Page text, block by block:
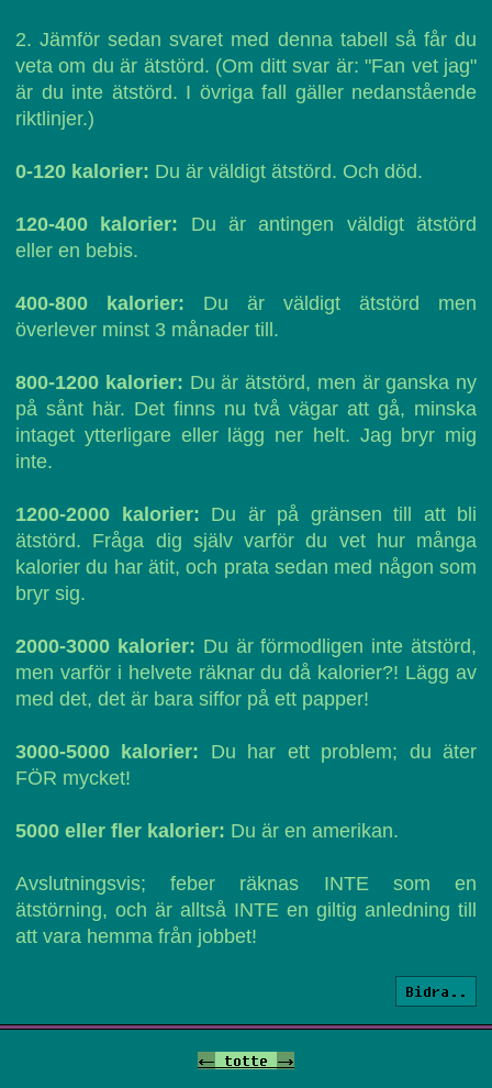
2. Jämför sedan svaret med denna tabell så får du
veta om du är ätstörd. (Om ditt svar är: "Fan vet jag"
är du inte ätstörd. I övriga fall gäller nedanstående
riktlinjer.)
0-120 kalorier: Du är väldigt ätstörd. Och död.
120-400 kalorier: Du är antingen väldigt ätstörd
eller en bebis.
400-800 kalorier: Du är väldigt ätstörd men
överlever minst 3 månader till.
800-1200 kalorier: Du är ätstörd, men är ganska ny
på sånt här. Det finns nu två vägar att gå, minska
intaget ytterligare eller lägg ner helt. Jag bryr mig
inte.
1200-2000 kalorier: Du är på gränsen till att bli
ätstörd. Fråga dig själv varför du vet hur många
kalorier du har ätit, och prata sedan med någon som
bryr sig.
2000-3000 kalorier: Du är förmodligen inte ätstörd,
men varför i helvete räknar du då kalorier?! Lägg av
med det, det är bara siffor på ett papper!
3000-5000 kalorier: Du har ett problem; du äter
FÖR mycket!
5000 eller fler kalorier: Du är en amerikan.
Avslutningsvis; feber räknas INTE som en
ätstörning, och är alltså INTE en giltig anledning till
att vara hemma från jobbet!
Bidra..
<- totte ->